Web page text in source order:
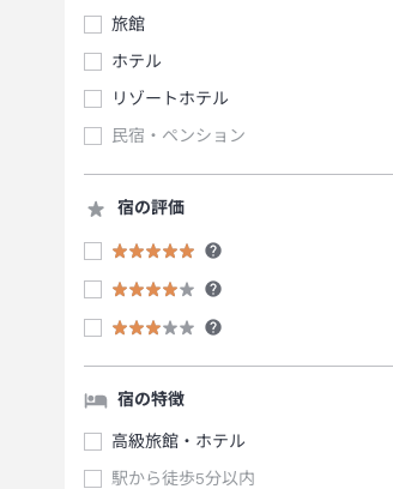
旅館
ホテル
リゾートホテル
民宿・ペンション
宿の評価
宿の特徴
高級旅館・ホテル
駅から徒歩5分以内